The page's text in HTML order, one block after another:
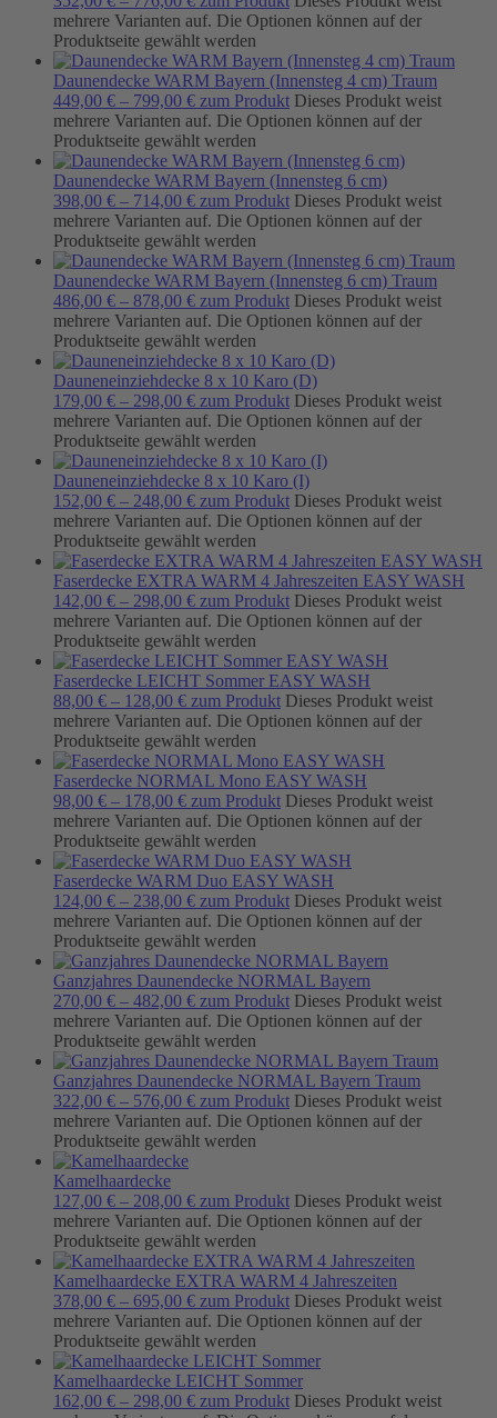
mehrere Varianten auf. Die Optionen können auf der
Produktseite gewählt werden
Daunendecke WARM Bayern (Innensteg 4 cm) Traum
449,00 € – 799,00 € zum Produkt Dieses Produkt weist
mehrere Varianten auf. Die Optionen können auf der
Produktseite gewählt werden
Daunendecke WARM Bayern (Innensteg 6 cm)
398,00 € – 714,00 € zum Produkt Dieses Produkt weist
mehrere Varianten auf. Die Optionen können auf der
Produktseite gewählt werden
Daunendecke WARM Bayern (Innensteg 6 cm) Traum
486,00 € – 878,00 € zum Produkt Dieses Produkt weist
mehrere Varianten auf. Die Optionen können auf der
Produktseite gewählt werden
Dauneneinziehdecke 8 x 10 Karo (D)
179,00 € – 298,00 € zum Produkt Dieses Produkt weist
mehrere Varianten auf. Die Optionen können auf der
Produktseite gewählt werden
Dauneneinziehdecke 8 x 10 Karo (I)
152,00 € – 248,00 € zum Produkt Dieses Produkt weist
mehrere Varianten auf. Die Optionen können auf der
Produktseite gewählt werden
Faserdecke EXTRA WARM 4 Jahreszeiten EASY WASH
142,00 € – 298,00 € zum Produkt Dieses Produkt weist
mehrere Varianten auf. Die Optionen können auf der
Produktseite gewählt werden
Faserdecke LEICHT Sommer EASY WASH
88,00 € – 128,00 € zum Produkt Dieses Produkt weist
mehrere Varianten auf. Die Optionen können auf der
Produktseite gewählt werden
Faserdecke NORMAL Mono EASY WASH
98,00 € – 178,00 € zum Produkt Dieses Produkt weist
mehrere Varianten auf. Die Optionen können auf der
Produktseite gewählt werden
Faserdecke WARM Duo EASY WASH
124,00 € – 238,00 € zum Produkt Dieses Produkt weist
mehrere Varianten auf. Die Optionen können auf der
Produktseite gewählt werden
Ganzjahres Daunendecke NORMAL Bayern
270,00 € – 482,00 € zum Produkt Dieses Produkt weist
mehrere Varianten auf. Die Optionen können auf der
Produktseite gewählt werden
Ganzjahres Daunendecke NORMAL Bayern Traum
322,00 € – 576,00 € zum Produkt Dieses Produkt weist
mehrere Varianten auf. Die Optionen können auf der
Produktseite gewählt werden
Kamelhaardecke
127,00 € – 208,00 € zum Produkt Dieses Produkt weist
mehrere Varianten auf. Die Optionen können auf der
Produktseite gewählt werden
Kamelhaardecke EXTRA WARM 4 Jahreszeiten
378,00 € – 695,00 € zum Produkt Dieses Produkt weist
mehrere Varianten auf. Die Optionen können auf der
Produktseite gewählt werden
Kamelhaardecke LEICHT Sommer
162,00 € – 298,00 € zum Produkt Dieses Produkt weist